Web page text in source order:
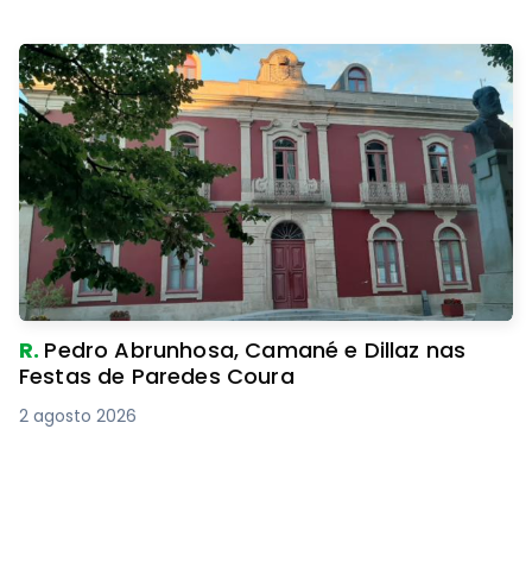
R. Pedro Abrunhosa, Camané e Dillaz nas
Festas de Paredes Coura
2 agosto 2026